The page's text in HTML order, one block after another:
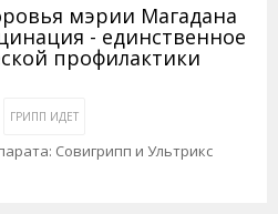
мэрии Магадана
- единственное
профилактики
ГРИПП ИДЕТ
Совигрипп и Ультрикс